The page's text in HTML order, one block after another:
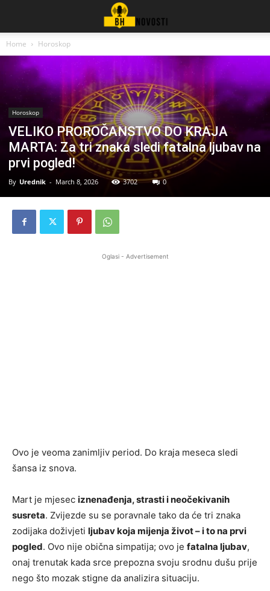
Home Horoskop
Horoskop
VELIKO PROROČANSTVO DO KRAJA
MARTA: Za tri znaka sledi fatalna ljubav na
prvi pogled!
By Urednik - March 8, 2026 3702 0
Oglasi - Advertisement
Ovo je veoma zanimljiv period. Do kraja meseca sledi
šansa iz snova.
Mart je mjesec iznenađenja, strasti i neočekivanih
susreta. Zvijezde su se poravnale tako da će tri znaka
zodijaka doživjeti ljubav koja mijenja život – i to na prvi
pogled. Ovo nije obična simpatija; ovo je fatalna ljubav,
onaj trenutak kada srce prepozna svoju srodnu dušu prije
nego što mozak stigne da analizira situaciju.